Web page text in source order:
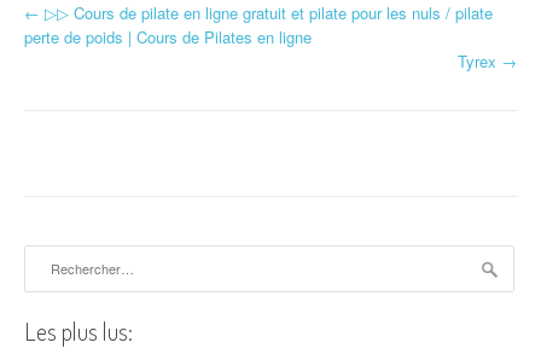
Navigation d'article
← ▷▷ Cours de pilate en ligne gratuit et pilate pour les nuls / pilate
perte de poids | Cours de Pilates en ligne
Tyrex →
Les plus lus: